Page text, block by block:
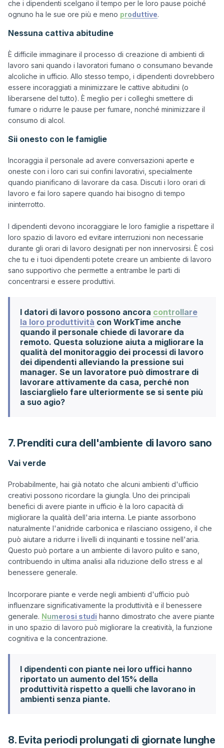
che i dipendenti scelgano il tempo per le loro pause poiché
ognuno ha le sue ore più e meno produttive
Nessuna cattiva abitudine
È difficile immaginare il processo di creazione di ambienti di
lavoro sani quando i lavoratori fumano o consumano bevande
alcoliche in ufficio. Allo stesso tempo, i dipendenti dovrebbero
essere incoraggiati a minimizzare le cattive abitudini (o
liberarsene del tutto). È meglio per i colleghi smettere di
fumare o ridurre le pause per fumare, nonché minimizzare il
Sii onesto con le famiglie
Incoraggia il personale ad avere conversazioni aperte e
oneste con i loro cari sui confini lavorativi, specialmente
quando pianificano di lavorare da casa. Discuti i loro orari di
lavoro e fai loro sapere quando hai bisogno di tempo
ininterrotto.
I dipendenti devono incoraggiare le loro famiglie a rispettare il
loro spazio di lavoro ed evitare interruzioni non necessarie
durante gli orari di lavoro designati per non innervosirsi. È così
che tu e i tuoi dipendenti potete creare un ambiente di lavoro
sano supportivo che permette a entrambe le parti di
I datori di lavoro possono ancora controllare
la loro produttività con WorkTime anche
quando il personale chiede di lavorare da
remoto. Questa soluzione aiuta a migliorare la
qualità del monitoraggio dei processi di lavoro
dei dipendenti alleviando la pressione sui
manager. Se un lavoratore può dimostrare di
lavorare attivamente da casa, perché non
lasciarglielo fare ulteriormente se si sente più
a suo agio?
7. Prenditi cura dell'ambiente di lavoro sano
Vai verde
Probabilmente, hai già notato che alcuni ambienti d'ufficio
creativi possono ricordare la giungla. Uno dei principali
benefici di avere piante in ufficio è la loro capacità di
migliorare la qualità dell'aria interna. Le piante assorbono
naturalmente l'anidride carbonica e rilasciano ossigeno, il che
può aiutare a ridurre i livelli di inquinanti e tossine nell'aria.
Questo può portare a un ambiente di lavoro pulito e sano,
contribuendo in ultima analisi alla riduzione dello stress e al
benessere generale.
Incorporare piante e verde negli ambienti d'ufficio può
influenzare significativamente la produttività e il benessere
generale. Numerosi studi hanno dimostrato che avere piante
in uno spazio di lavoro può migliorare la creatività, la funzione
I dipendenti con piante nei loro uffici hanno
riportato un aumento del 15% della
produttività rispetto a quelli che lavorano in
ambienti senza piante.
8. Evita periodi prolungati di giornate lunghe